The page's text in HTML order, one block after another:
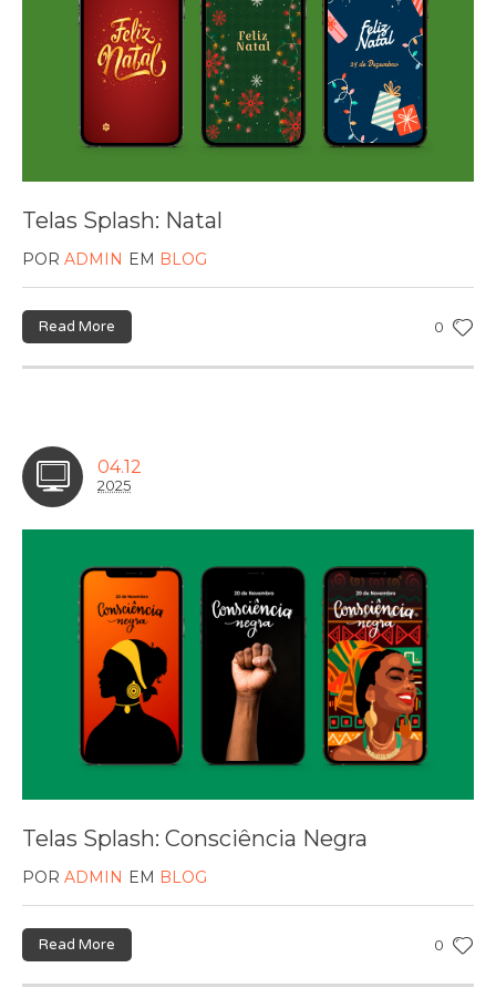
Telas Splash: Natal
POR ADMIN EM BLOG
0
Read More
04.12
2025
Telas Splash: Consciência Negra
POR ADMIN EM BLOG
0
Read More